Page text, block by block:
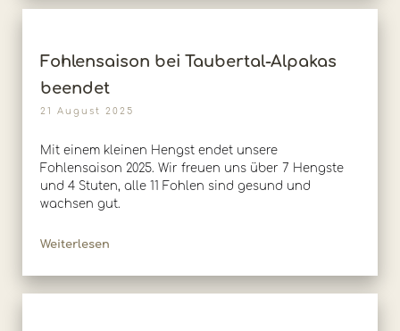
Fohlensaison bei Taubertal-Alpakas
beendet
21 August 2025
Mit einem kleinen Hengst endet unsere
Fohlensaison 2025. Wir freuen uns über 7 Hengste
und 4 Stuten, alle 11 Fohlen sind gesund und
wachsen gut.
Weiterlesen